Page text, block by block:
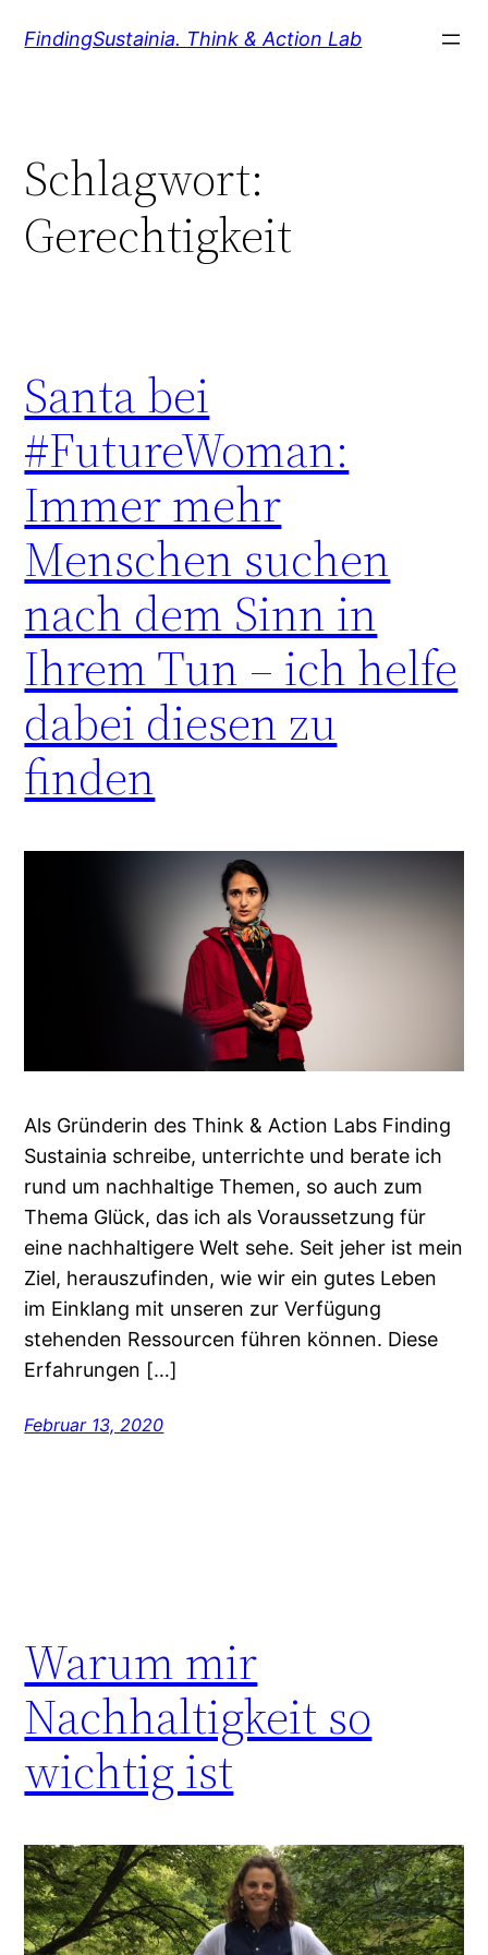
InhaltFindingSustainia. Think & Action Lab
Schlagwort:
Gerechtigkeit
Santa bei
#FutureWoman:
Immer mehr
Menschen suchen
nach dem Sinn in
Ihrem Tun – ich helfe
dabei diesen zu
finden
Als Gründerin des Think & Action Labs Finding
Sustainia schreibe, unterrichte und berate ich
rund um nachhaltige Themen, so auch zum
Thema Glück, das ich als Voraussetzung für
eine nachhaltigere Welt sehe. Seit jeher ist mein
Ziel, herauszufinden, wie wir ein gutes Leben
im Einklang mit unseren zur Verfügung
stehenden Ressourcen führen können. Diese
Erfahrungen […]
Februar 13, 2020
Warum mir
Nachhaltigkeit so
wichtig ist